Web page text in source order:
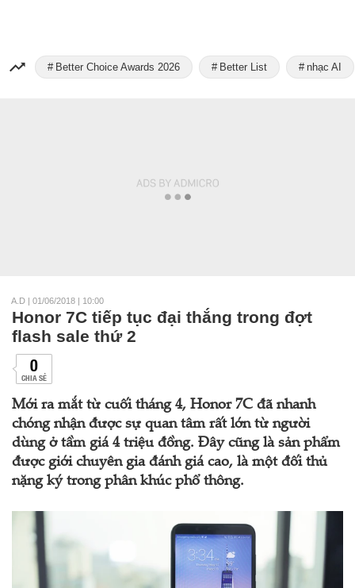
Better Choice Awards 2026 Better List nhạc AI
A.D | 01/06/2018 | 10:00
Honor 7C tiếp tục đại thắng trong đợt
flash sale thứ 2
0
CHIA SẺ
Mới ra mắt từ cuối tháng 4, Honor 7C đã nhanh
chóng nhận được sự quan tâm rất lớn từ người
dùng ở tầm giá 4 triệu đồng. Đây cũng là sản phẩm
được giới chuyên gia đánh giá cao, là một đối thủ
nặng ký trong phân khúc phổ thông.